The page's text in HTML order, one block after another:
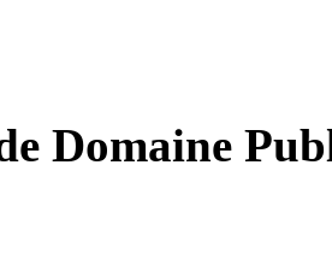
Domaine